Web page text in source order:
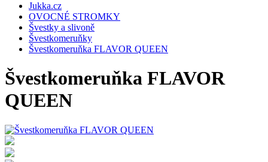
Jukka.cz
OVOCNÉ STROMKY
Švestky a slivoně
Švestkomeruňky
Švestkomeruňka FLAVOR QUEEN
Švestkomeruňka FLAVOR
QUEEN